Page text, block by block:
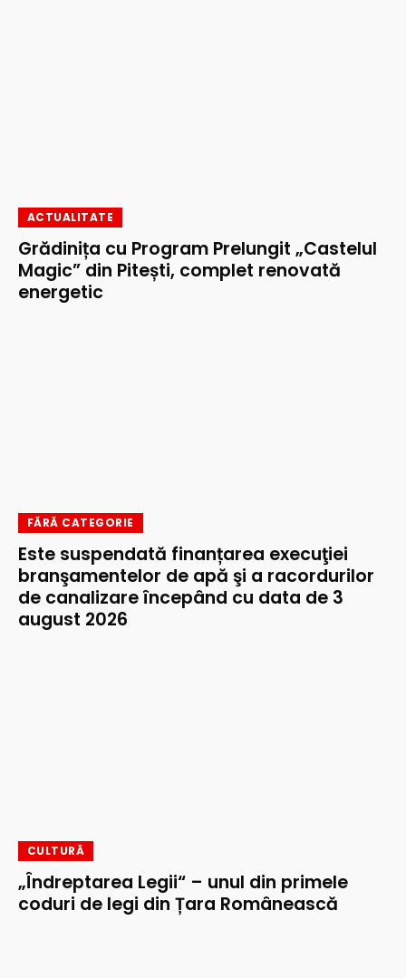
ACTUALITATE
Grădinița cu Program Prelungit „Castelul
Magic” din Pitești, complet renovată
energetic
FĂRĂ CATEGORIE
Este suspendată finanțarea execuţiei
branşamentelor de apă şi a racordurilor
de canalizare începând cu data de 3
august 2026
CULTURĂ
„Îndreptarea Legii“ – unul din primele
coduri de legi din Țara Românească